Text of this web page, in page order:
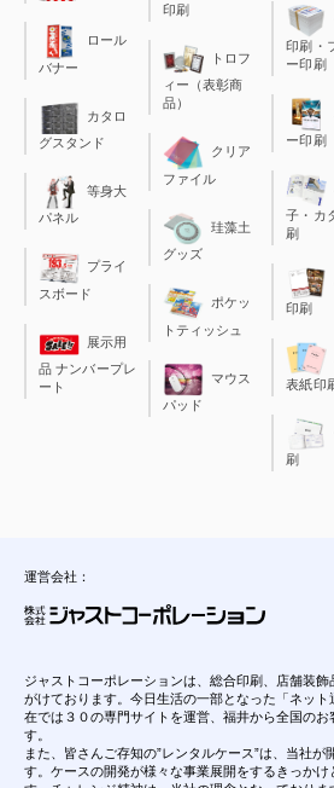
ロール
バナー
カタロ
グスタンド
等身大
パネル
プライ
スボード
展示用
品 ナンバープレ
ート
印刷
トロフ
ィー（表彰商
品）
クリア
ファイル
珪藻土
グッズ
ポケッ
トティッシュ
マウス
パッド
印刷・
ー印刷
ー印刷
子・カ
刷
印刷
表紙印
刷
運営会社：
ジャストコーポレーションは、総合印刷、店舗装
がけております。今日生活の一部となった「ネッ
在では３０の専門サイトを運営、福井から全国のお
す。
また、皆さんご存知の”レンタルケース”は、当社が
す。ケースの開発が様々な事業展開をするきっか